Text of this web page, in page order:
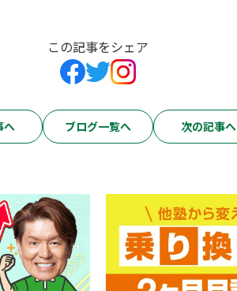
この記事をシェア
へ ブログ一覧へ 次の記事へ